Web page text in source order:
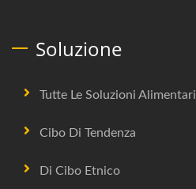
Soluzione
Tutte Le Soluzioni Alimentari
Cibo Di Tendenza
Di Cibo Etnico